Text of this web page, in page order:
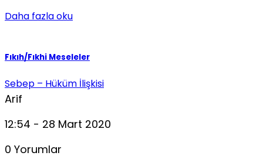
Daha fazla oku
Fıkıh/Fıkhi Meseleler
Sebep – Hüküm İlişkisi
Arif
12:54 - 28 Mart 2020
0 Yorumlar